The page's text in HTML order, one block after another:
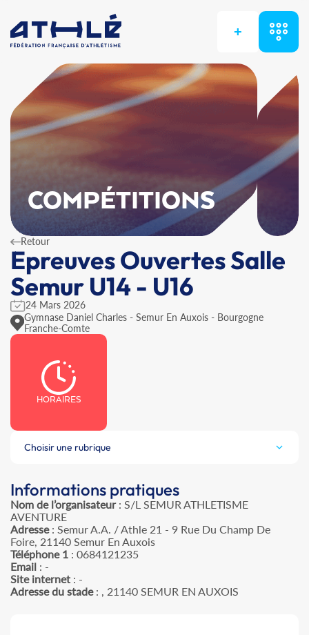
+
COMPÉTITIONS
Retour
Epreuves Ouvertes Salle
Semur U14 - U16
24 Mars 2026
Gymnase Daniel Charles - Semur En Auxois - Bourgogne
Franche-Comte
HORAIRES
Choisir une rubrique
Informations pratiques
Nom de l’organisateur: S/L SEMUR ATHLETISME
AVENTURE
Adresse: Semur A.A. / Athle 21 - 9 Rue Du Champ De
Foire, 21140 Semur En Auxois
Téléphone 1 : 0684121235
Email : -
Site internet : -
Adresse du stade: , 21140 SEMUR EN AUXOIS